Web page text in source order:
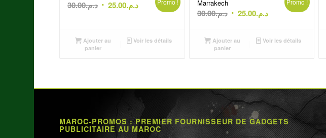
د.م.30.00
Le
était :
د.م.25.00
Le
est :
Promo !
Ajouter au
panier
Voir les détails
Marrakech
د.م.30.00
Le
initial
était :
د.م.25.00
Le
actuel
Promo !
Ajouter au
panier
Voir les détails
MAROC-PROMOS : PREMIER FOURNISSEUR DE GADGETS
PUBLICITAIRE AU MAROC